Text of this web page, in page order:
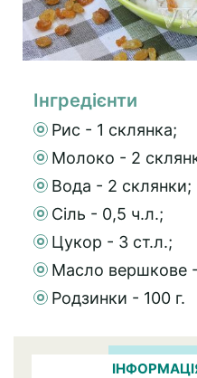
Інгредієнти
Рис - 1 склянка;
Молоко - 2
Вода - 2 склянки;
Сіль - 0,5 ч.л.;
Цукор - 3 ст.л.;
Масло вершкове
Родзинки - 100 г.